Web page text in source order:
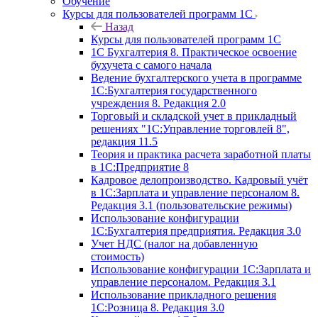
Курсы для пользователей программ 1С
Назад
Курсы для пользователей программ 1С
1С Бухгалтерия 8. Практическое освоение
бухучета с самого начала
Ведение бухгалтерского учета в программе
1С:Бухгалтерия государственного
учреждения 8. Редакция 2.0
Торговый и складской учет в прикладный
решениях "1С:Управление торговлей 8",
редакция 11.5
Теория и практика расчета заработной платы
в 1С:Предприятие 8
Кадровое делопроизводство. Кадровый учёт
в 1С:Зарплата и управление персоналом 8.
Редакция 3.1 (пользовательские режимы)
Использование конфигурации
1С:Бухгалтерия предприятия. Редакция 3.0
Учет НДС (налог на добавленную
стоимость)
Использование конфигурации 1С:Зарплата и
управление персоналом. Редакция 3.1
Использование прикладного решения
1С:Розница 8. Редакция 3.0